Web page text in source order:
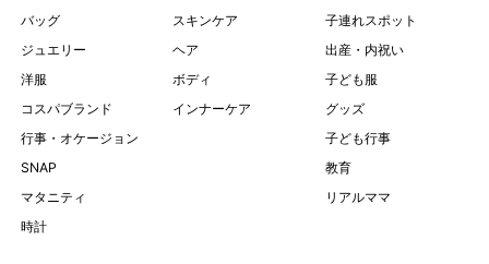
バッグ
ジュエリー
洋服
コスパブランド
行事・オケージョン
SNAP
マタニティ
時計
スキンケア
ヘア
ボディ
インナーケア
子連れスポット
出産・内祝い
子ども服
グッズ
子ども行事
教育
リアルママ